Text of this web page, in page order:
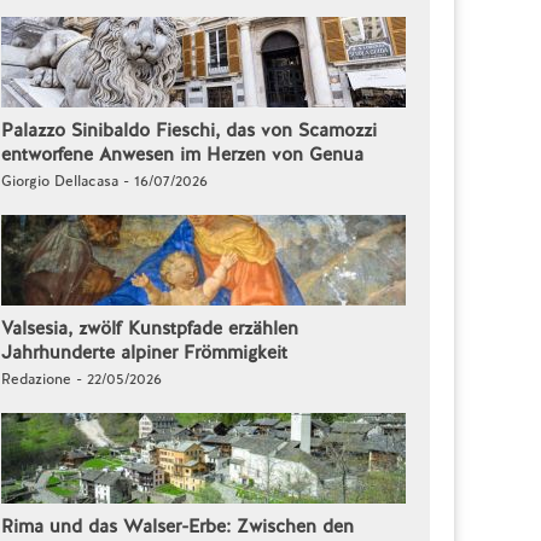
Palazzo Sinibaldo Fieschi, das von Scamozzi
entworfene Anwesen im Herzen von Genua
Giorgio Dellacasa - 16/07/2026
Valsesia, zwölf Kunstpfade erzählen
Jahrhunderte alpiner Frömmigkeit
Redazione - 22/05/2026
Rima und das Walser-Erbe: Zwischen den